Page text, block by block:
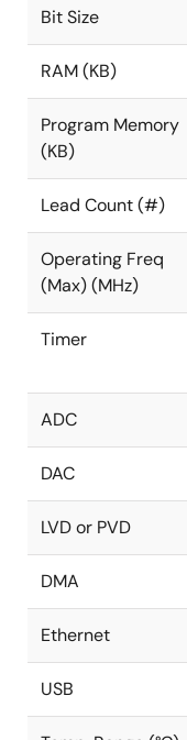
Bit Size
RAM (KB)
Program Memory
(KB)
Lead Count (#)
Operating Freq
(Max) (MHz)
Timer
ADC
DAC
LVD or PVD
DMA
Ethernet
USB